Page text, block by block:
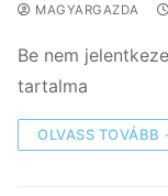
MAGYARGAZDA
Be nem
tartalma
OLVASS TOVÁBB